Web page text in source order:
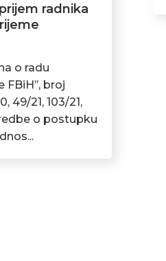
radnika
o radu
broj
49/21, 103/21,
o postupku